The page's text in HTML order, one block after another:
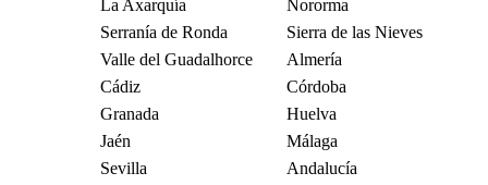
La Axarquía
Nororma
Serranía de Ronda
Sierra de las Nieves
Valle del Guadalhorce
Almería
Cádiz
Córdoba
Granada
Huelva
Jaén
Málaga
Sevilla
Andalucía